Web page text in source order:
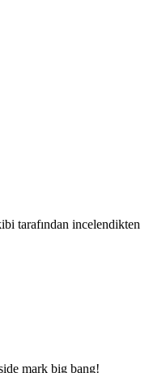
tarafından incelendikten
mark big bang!